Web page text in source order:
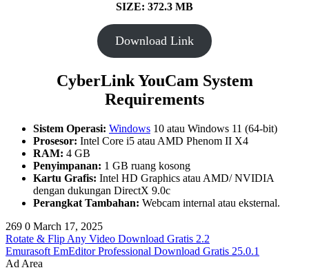
SIZE: 372.3 MB
Download Link
CyberLink YouCam System
Requirements
Sistem Operasi: Windows 10 atau Windows 11 (64-bit)
Prosesor: Intel Core i5 atau AMD Phenom II X4
RAM: 4 GB
Penyimpanan: 1 GB ruang kosong
Kartu Grafis: Intel HD Graphics atau AMD/ NVIDIA
dengan dukungan DirectX 9.0c
Perangkat Tambahan: Webcam internal atau eksternal.
269 0 March 17, 2025
Rotate & Flip Any Video Download Gratis 2.2
Emurasoft EmEditor Professional Download Gratis 25.0.1
Ad Area